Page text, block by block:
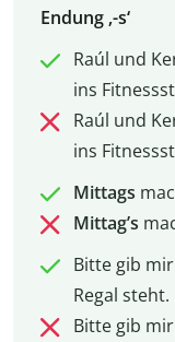
Endung ‚-s‘
Raúl und
ins
Raúl und
ins
Mittags
Mittag’s
Bitte gib
Regal steht.
Bitte gib